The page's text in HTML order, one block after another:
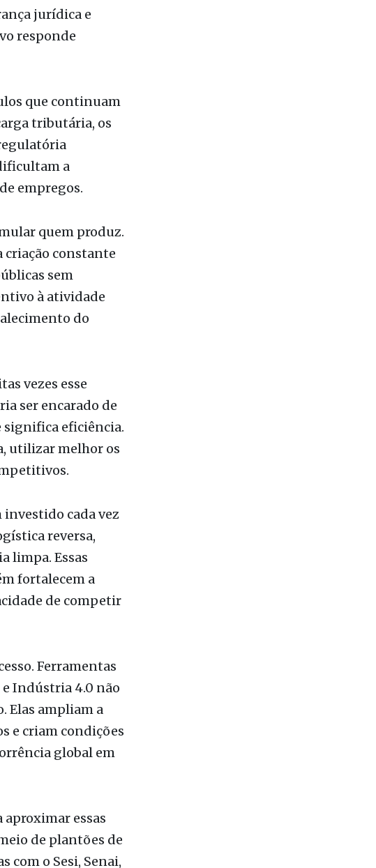
que continuam
a
empregos.
quem produz.
sem
à atividade
do
vezes esse
eficiência.
utilizar melhor os
cada vez
limpa. Essas
fortalecem a
de competir
Ferramentas
Elas ampliam a
e criam condições
global em
essas
o Sesi, Senai,
levar
quem